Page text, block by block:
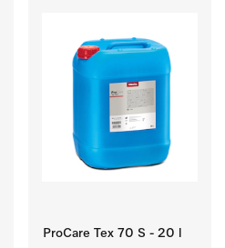
ProCare Tex 70 S - 20 l